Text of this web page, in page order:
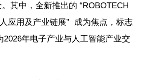
其中，全新推出的 “ROBOTECH
应用及产业链展” 成为焦点，标志
2026年电子产业与人工智能产业交